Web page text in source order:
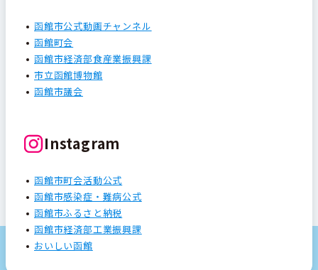
函館市公式動画チャンネル
函館町会
函館市経済部食産業振興課
市立函館博物館
函館市議会
Instagram
函館市町会活動公式
函館市感染症・難病公式
函館市ふるさと納税
函館市経済部工業振興課
おいしい函館